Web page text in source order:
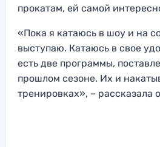
прокатам, ей самой
«Пока я катаюсь в шоу и на
выступаю. Катаюсь в свое
есть две программы,
прошлом сезоне. Их и
тренировках», – рассказала